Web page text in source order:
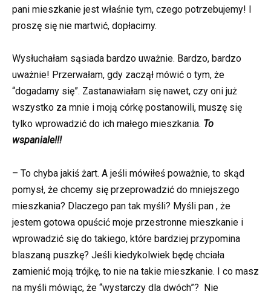
pani mieszkanie jest właśnie tym, czego potrzebujemy! I
proszę się nie martwić, dopłacimy.
Wysłuchałam sąsiada bardzo uważnie. Bardzo, bardzo
uważnie! Przerwałam, gdy zaczął mówić o tym, że
“dogadamy się”. Zastanawiałam się nawet, czy oni już
wszystko za mnie i moją córkę postanowili, muszę się
tylko wprowadzić do ich małego mieszkania. To
wspaniale!!!
– To chyba jakiś żart. A jeśli mówiłeś poważnie, to skąd
pomysł, że chcemy się przeprowadzić do mniejszego
mieszkania? Dlaczego pan tak myśli? Myśli pan , że
jestem gotowa opuścić moje przestronne mieszkanie i
wprowadzić się do takiego, które bardziej przypomina
blaszaną puszkę? Jeśli kiedykolwiek będę chciała
zamienić moją trójkę, to nie na takie mieszkanie. I co masz
na myśli mówiąc, że “wystarczy dla dwóch”? Nie